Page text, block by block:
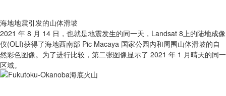
海地地震引发的山体滑坡
2021 年 8 月 14 日，也就是地震发生的同一天，Landsat 8上的陆地成像
仪(OLI)获得了海地西南部 Pic Macaya 国家公园内和周围山体滑坡的自
然彩色图像。为了进行比较，第二张图像显示了 2021 年 1 月晴天的同一
区域。